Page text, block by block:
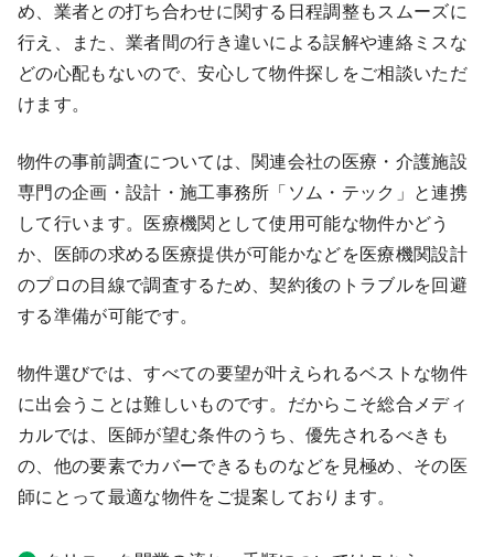
め、業者との打ち合わせに関する日程調整もスムーズに
行え、また、業者間の行き違いによる誤解や連絡ミスな
どの心配もないので、安心して物件探しをご相談いただ
けます。
物件の事前調査については、関連会社の医療・介護施設
専門の企画・設計・施工事務所「ソム・テック」と連携
して行います。医療機関として使用可能な物件かどう
か、医師の求める医療提供が可能かなどを医療機関設計
のプロの目線で調査するため、契約後のトラブルを回避
する準備が可能です。
物件選びでは、すべての要望が叶えられるベストな物件
に出会うことは難しいものです。だからこそ総合メディ
カルでは、医師が望む条件のうち、優先されるべきも
の、他の要素でカバーできるものなどを見極め、その医
師にとって最適な物件をご提案しております。